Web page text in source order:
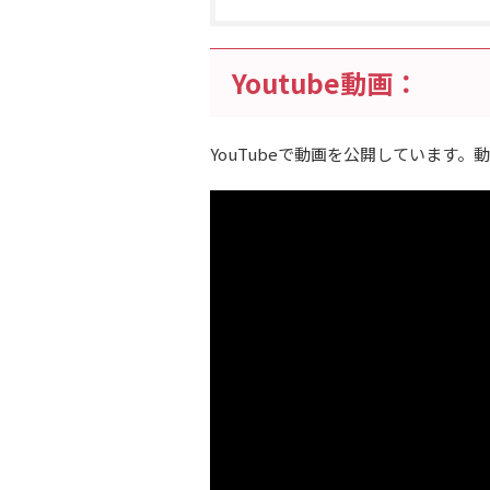
Youtube動画：
YouTubeで動画を公開しています。